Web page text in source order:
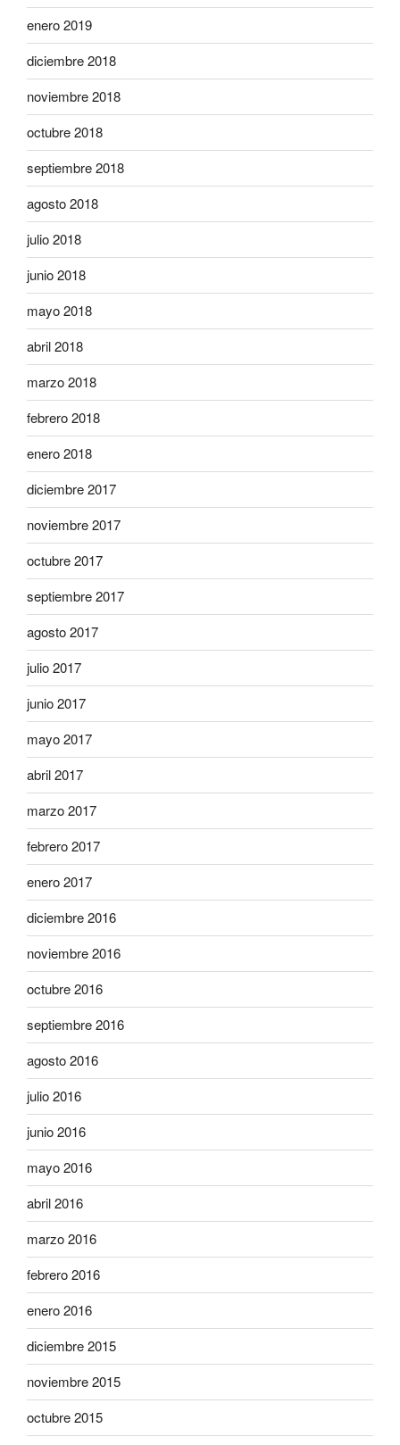
enero 2019
diciembre 2018
noviembre 2018
octubre 2018
septiembre 2018
agosto 2018
julio 2018
junio 2018
mayo 2018
abril 2018
marzo 2018
febrero 2018
enero 2018
diciembre 2017
noviembre 2017
octubre 2017
septiembre 2017
agosto 2017
julio 2017
junio 2017
mayo 2017
abril 2017
marzo 2017
febrero 2017
enero 2017
diciembre 2016
noviembre 2016
octubre 2016
septiembre 2016
agosto 2016
julio 2016
junio 2016
mayo 2016
abril 2016
marzo 2016
febrero 2016
enero 2016
diciembre 2015
noviembre 2015
octubre 2015